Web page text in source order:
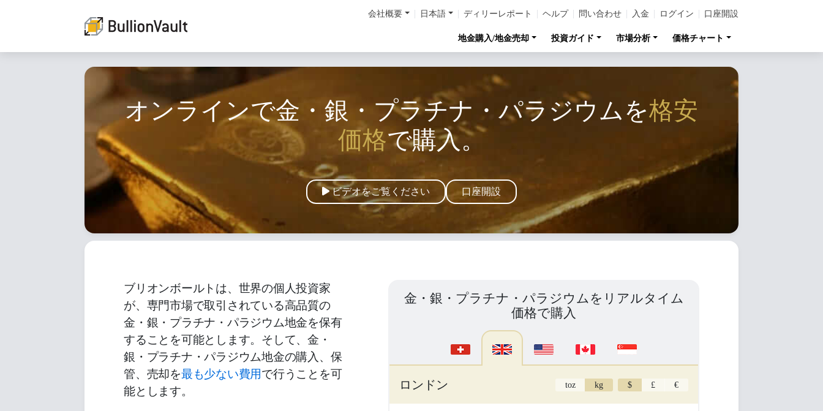
会社概要 日本語 ディリーレポート ヘルプ 問い合わせ 入金 ログイン 口座開設
地金購入/地金売却 投資ガイド 市場分析 価格チャート
オンラインで金・銀・プラチナ・パラジウムを格安
価格で購入。
ビデオをご覧ください 口座開設
ブリオンボールトは、世界の個人投資家
が、専門市場で取引されている高品質の
金・銀・プラチナ・パラジウム地金を保有
することを可能とします。そして、金・
銀・プラチナ・パラジウム地金の購入、保
管、売却を最も少ない費用で行うことを可
能とします。
金・銀・プラチナ・パラジウムをリアルタイム
価格で購入
ロンドン toz kg $ £ €